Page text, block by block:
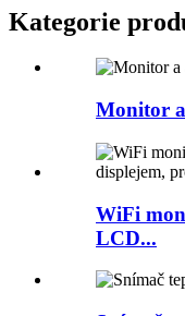
Kategorie
Monitor
WiFi
LCD...